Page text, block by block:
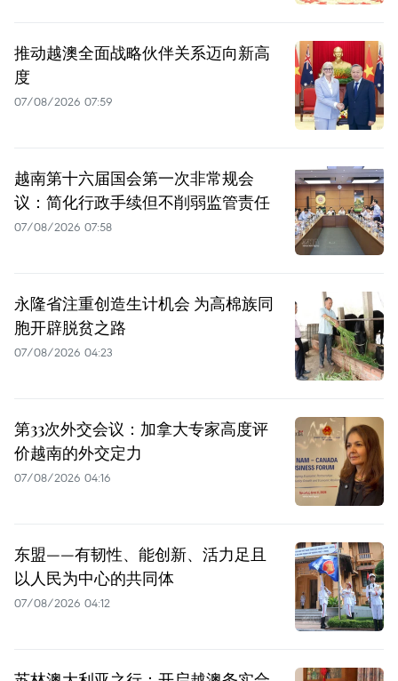
推动越澳全面战略伙伴关系迈向新高
度
07/08/2026 07:59
越南第十六届国会第一次非常规会
议：简化行政手续但不削弱监管责任
07/08/2026 07:58
永隆省注重创造生计机会 为高棉族同
胞开辟脱贫之路
07/08/2026 04:23
第33次外交会议：加拿大专家高度评
价越南的外交定力
07/08/2026 04:16
东盟——有韧性、能创新、活力足且
以人民为中心的共同体
07/08/2026 04:12